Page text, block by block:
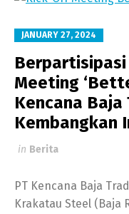
JANUARY 27, 2024
Meeting
Kencana
Kembangkan
in Berita
PT Kencana Baja
Krakatau Steel (Baja